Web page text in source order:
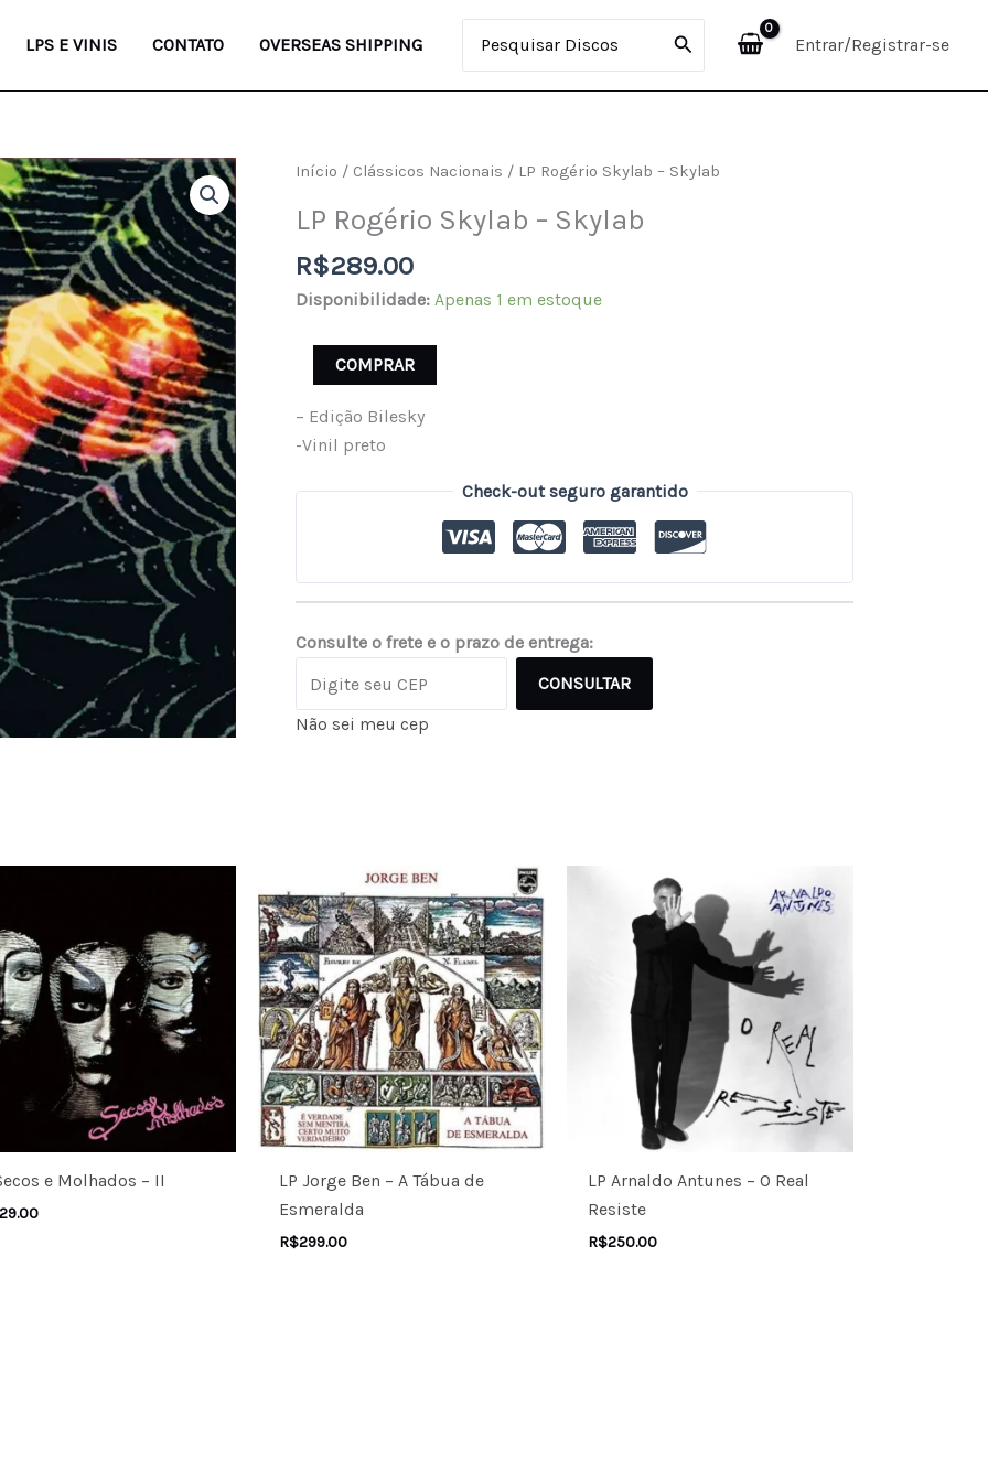
LPS E VINIS CONTATO OVERSEAS SHIPPING Entrar/Registrar-se
Início / Clássicos Nacionais / LP Rogério Skylab – Skylab
LP Rogério Skylab – Skylab
R$289.00
Disponibilidade: Apenas 1 em estoque
LP
Skylab
-
quantidade
COMPRAR
– Edição Bilesky
-Vinil preto
Check-out seguro garantido
Consulte o frete e o prazo de entrega:
CONSULTAR
Não sei meu cep
e Molhados – II
LP Jorge Ben – A Tábua de
Esmeralda
R$299.00
LP Arnaldo Antunes – O Real
Resiste
R$250.00
-
Skylab